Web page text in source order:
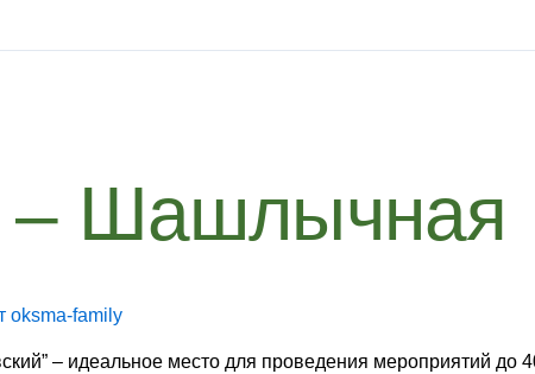
– Шашлычная
oksma-family
– идеальное место для проведения мероприятий до